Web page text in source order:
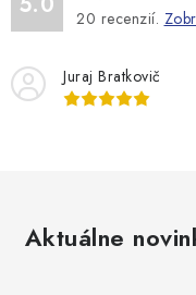
20 recenzií.
Juraj Bratkovič
Aktuálne